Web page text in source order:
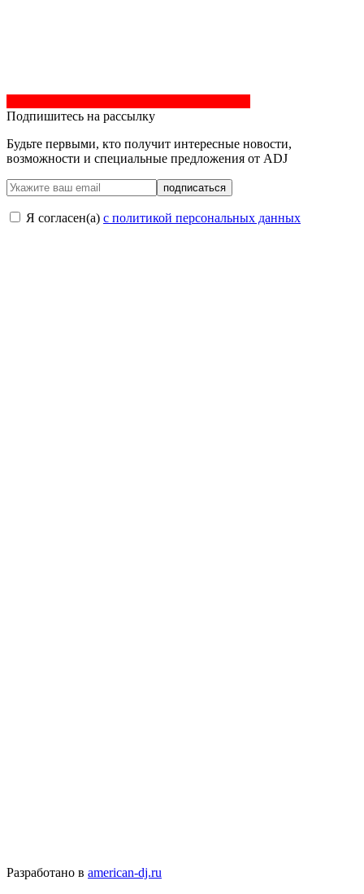
Подпишитесь на рассылку
Будьте первыми, кто получит интересные новости,
возможности и специальные предложения от ADJ
подписаться
Я согласен(a) с политикой персональных данных
Разработано в american-dj.ru